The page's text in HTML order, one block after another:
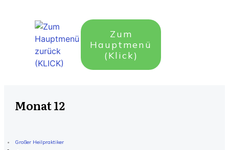
Zum
Hauptmenü
(Klick)
Monat 12
Großer Heilpraktiker